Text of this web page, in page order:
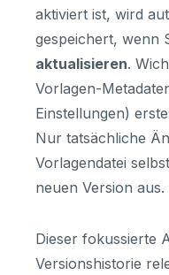
aktiviert ist, wird
gespeichert, wenn
aktualisieren.
Vorlagen-
Einstellungen)
Nur tatsächliche
Vorlagendatei
neuen Version aus.
Dieser fokussierte
Versionshistorie